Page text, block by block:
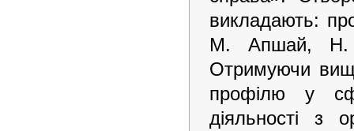
викладають:
М. Апшай, Н.
Отримуючи
профілю у
діяльності з